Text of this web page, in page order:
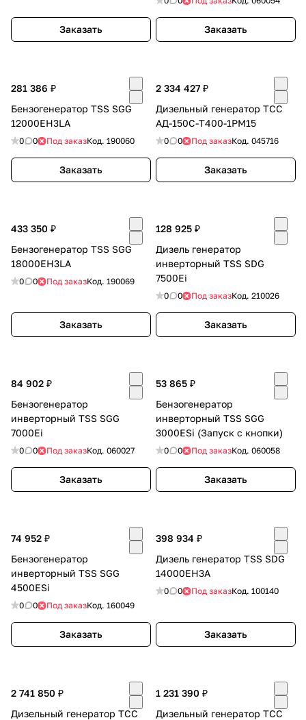
Заказать Заказать
281 386 ₽
Бензогенератор TSS SGG
12000EH3LA
0 0 Под заказКод. 190060
Заказать
2 334 427 ₽
Дизельный генератор ТСС
АД-150C-Т400-1РМ15
0 0 Под заказКод. 045716
Заказать
433 350 ₽
Бензогенератор TSS SGG
18000EH3LA
0 0 Под заказКод. 190069
Заказать
128 925 ₽
Дизель генератор
инверторный TSS SDG
7500Ei
0 0 Под заказКод. 210026
Заказать
84 902 ₽
Бензогенератор
инверторный TSS SGG
7000Ei
0 0 Под заказКод. 060027
Заказать
53 865 ₽
Бензогенератор
инверторный TSS SGG
3000ESi (Запуск с кнопки)
0 0 Под заказКод. 060058
Заказать
74 952 ₽
Бензогенератор
инверторный TSS SGG
4500ESi
0 0 Под заказКод. 160049
Заказать
398 934 ₽
Дизель генератор TSS SDG
14000EH3A
0 0 Под заказКод. 100140
Заказать
2 741 850 ₽
Дизельный генератор ТСС
1 231 390 ₽
Дизельный генератор ТСС
об оплате Плайтом
раз в 2
недели
раз в 2 недели
Остались вопросы?
8 800 302-02-51
plait.ru